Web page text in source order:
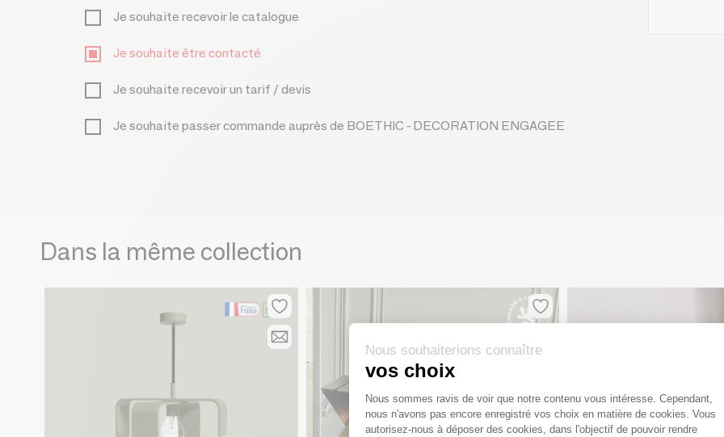
Je souhaite recevoir le catalogue
Je souhaite être contacté
Je souhaite recevoir un tarif / devis
Je souhaite passer commande auprès de BOETHIC - DECORATION ENGAGEE
Dans la même collection
Nous souhaiterions connaître
vos choix
Plateforme de Gestion du
Nous sommes ravis de voir que notre contenu vous intéresse. Cependant,
nous n'avons pas encore enregistré vos choix en matière de cookies. Vous
autorisez-nous à déposer des cookies, dans l'objectif de pouvoir rendre
Axeptio consent